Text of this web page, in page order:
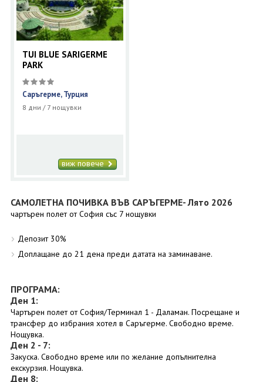
TUI BLUE SARIGERME
PARK
Саръгерме, Турция
8 дни / 7 нощувки
виж повече
САМОЛЕТНА ПОЧИВКА ВЪВ САРЪГЕРМЕ- Лято 2026
чартърен полет от София със 7 нощувки
Депозит 30%
Доплащане до 21 дена преди датата на заминаване.
ПРОГРАМА:
Ден 1:
Чартърен полет от София/Терминал 1 - Даламан. Посрещане и
трансфер до избрания хотел в Саръгерме. Свободно време.
Нощувка.
Ден 2 - 7:
Закуска. Свободно време или по желание допълнителна
екскурзия. Нощувка.
Ден 8: